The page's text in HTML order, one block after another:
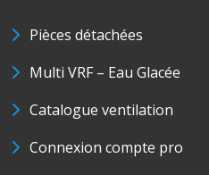
Pièces détachées
Multi VRF – Eau Glacée
Catalogue ventilation
Connexion compte pro